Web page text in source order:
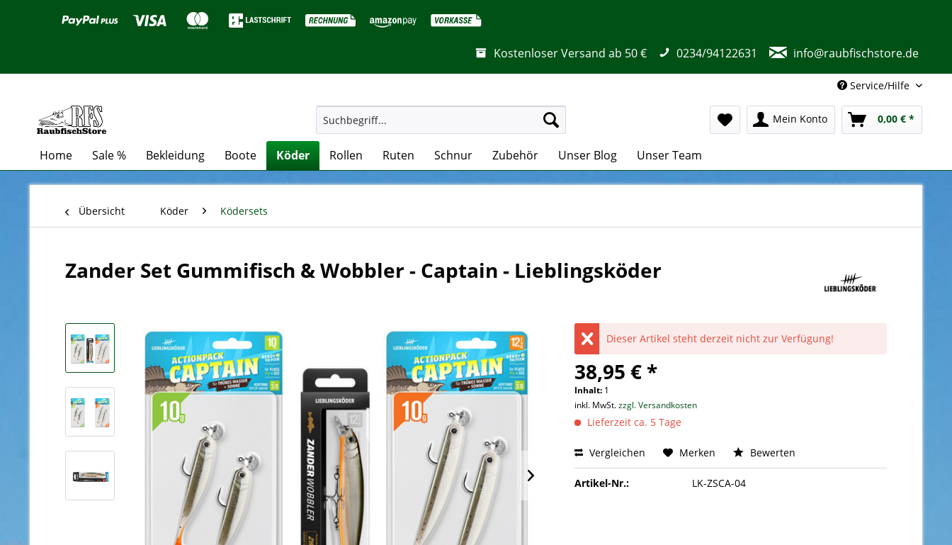
Kostenloser Versand ab 50 € 0234/94122631 info@raubfischstore.de
Service/Hilfe
Mein Konto 0,00 € *
Home Sale % Bekleidung Boote Köder Rollen Ruten Schnur Zubehör Unser Blog Unser Team
Übersicht Köder Ködersets
Zander Set Gummifisch & Wobbler - Captain - Lieblingsköder
Dieser Artikel steht derzeit nicht zur Verfügung!
38,95 € *
Inhalt: 1
inkl. MwSt.zzgl. Versandkosten
Lieferzeit ca. 5 Tage
Vergleichen Merken Bewerten
Artikel-Nr.: LK-ZSCA-04